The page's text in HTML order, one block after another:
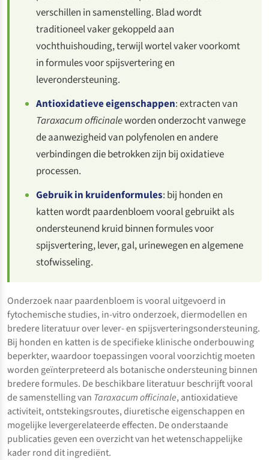
verschillen in samenstelling. Blad wordt
traditioneel vaker gekoppeld aan
vochthuishouding, terwijl wortel vaker voorkomt
in formules voor spijsvertering en
leverondersteuning.
Antioxidatieve eigenschappen: extracten van
Taraxacum officinaleworden onderzocht vanwege
de aanwezigheid van polyfenolen en andere
verbindingen die betrokken zijn bij oxidatieve
processen.
Gebruik in kruidenformules: bij honden en
katten wordt paardenbloem vooral gebruikt als
ondersteunend kruid binnen formules voor
spijsvertering, lever, gal, urinewegen en algemene
stofwisseling.
Onderzoek naar paardenbloem is vooral uitgevoerd in
fytochemische studies, in-vitro onderzoek, diermodellen en
bredere literatuur over lever- en spijsverteringsondersteuning.
Bij honden en katten is de specifieke klinische onderbouwing
beperkter, waardoor toepassingen vooral voorzichtig moeten
worden geïnterpreteerd als botanische ondersteuning binnen
bredere formules. De beschikbare literatuur beschrijft vooral
de samenstelling van Taraxacum officinale, antioxidatieve
activiteit, ontstekingsroutes, diuretische eigenschappen en
mogelijke levergerelateerde effecten. De onderstaande
publicaties geven een overzicht van het wetenschappelijke
kader rond dit ingrediënt.